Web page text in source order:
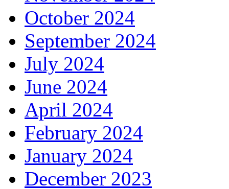
October 2024
September 2024
July 2024
June 2024
April 2024
February 2024
January 2024
December 2023